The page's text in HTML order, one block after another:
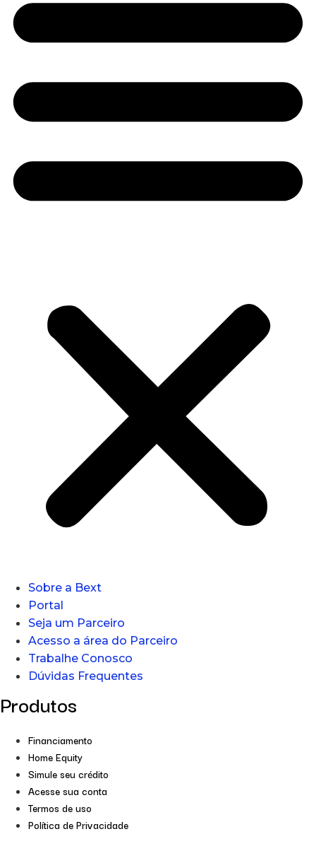
Sobre a Bext
Portal
Seja um Parceiro
Acesso a área do Parceiro
Trabalhe Conosco
Dúvidas Frequentes
Produtos
Financiamento
Home Equity
Simule seu crédito
Acesse sua conta
Termos de uso
Política de Privacidade